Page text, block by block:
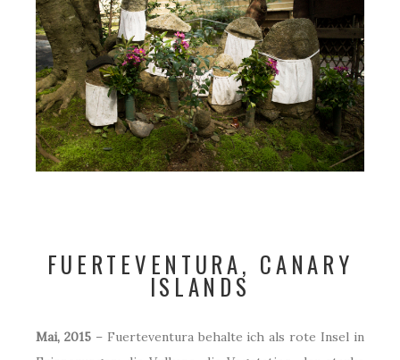
FUERTEVENTURA, CANARY
ISLANDS
Mai, 2015– Fuerteventura behalte ich als rote Insel in